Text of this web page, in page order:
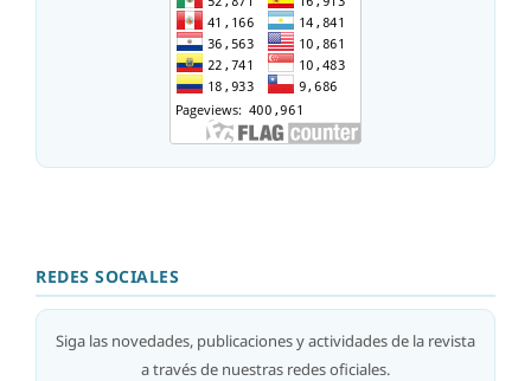
REDES SOCIALES
Siga las novedades, publicaciones y actividades de la revista
a través de nuestras redes oficiales.